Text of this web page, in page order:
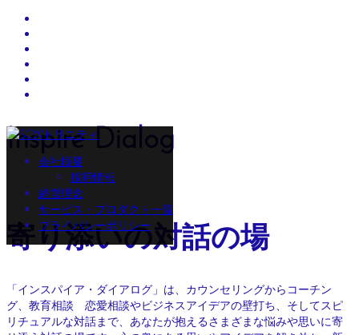
コ
ン
ス
キ
会社概要
採用情報
経営理念
サービス・プロダクト一覧
プライバシーポリシー
Inspire Dialog
寄り添いの対話の場
「インスパイア・ダイアログ」は、カウンセリングからコーチン
グ、教育相談 恋愛相談やビジネスアイデアの壁打ち、そしてスピ
リチュアルな対話まで、あなたが抱えるさまざまな悩みや思いに寄